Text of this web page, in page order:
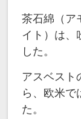
茶石綿（ア
イト）は、
した。
アスベスト
ら、欧米で
た。